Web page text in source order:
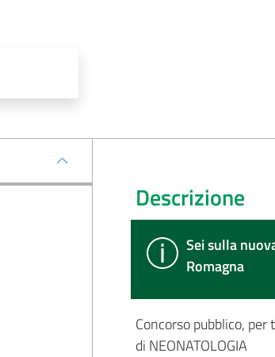
Descrizione
Sei sulla
Romagna
Concorso pubblico,
di NEONATOLOGIA